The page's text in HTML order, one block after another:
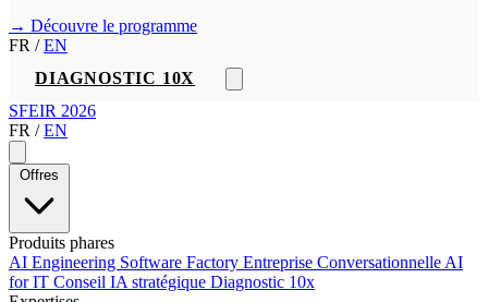
→ Découvre le programme
FR / EN
DIAGNOSTIC 10X
SFEIR 2026
FR / EN
Offres
Produits phares
AI Engineering Software Factory Entreprise Conversationnelle AI
for IT Conseil IA stratégique Diagnostic 10x